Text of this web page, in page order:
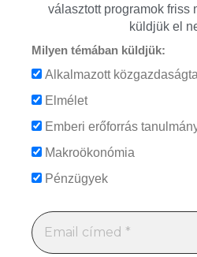
választott programok friss
küldjük el
Milyen témában küldjük:
Alkalmazott
Elmélet
Emberi erőforrás
Makroökonómia
Pénzügyek